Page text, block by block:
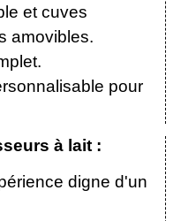
et cuves
amovibles.
pour
à lait :
digne d'un